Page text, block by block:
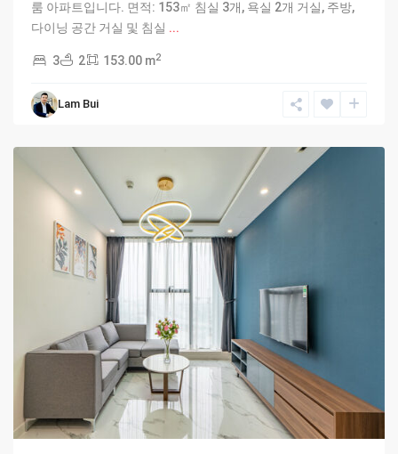
룸 아파트입니다. 면적: 153㎡ 침실 3개, 욕실 2개 거실, 주방,
다이닝 공간 거실 및 침실 ...
3 2 153.00 m2
Lam Bui